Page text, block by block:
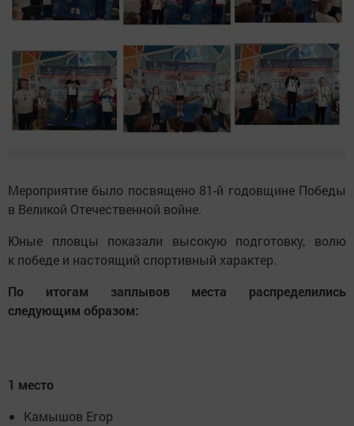
Мероприятие было посвящено 81-й годовщине Победы
в Великой Отечественной войне.
Юные пловцы показали высокую подготовку, волю
к победе и настоящий спортивный характер.
По итогам заплывов места распределились
следующим образом:
1 место
Камышов Егор